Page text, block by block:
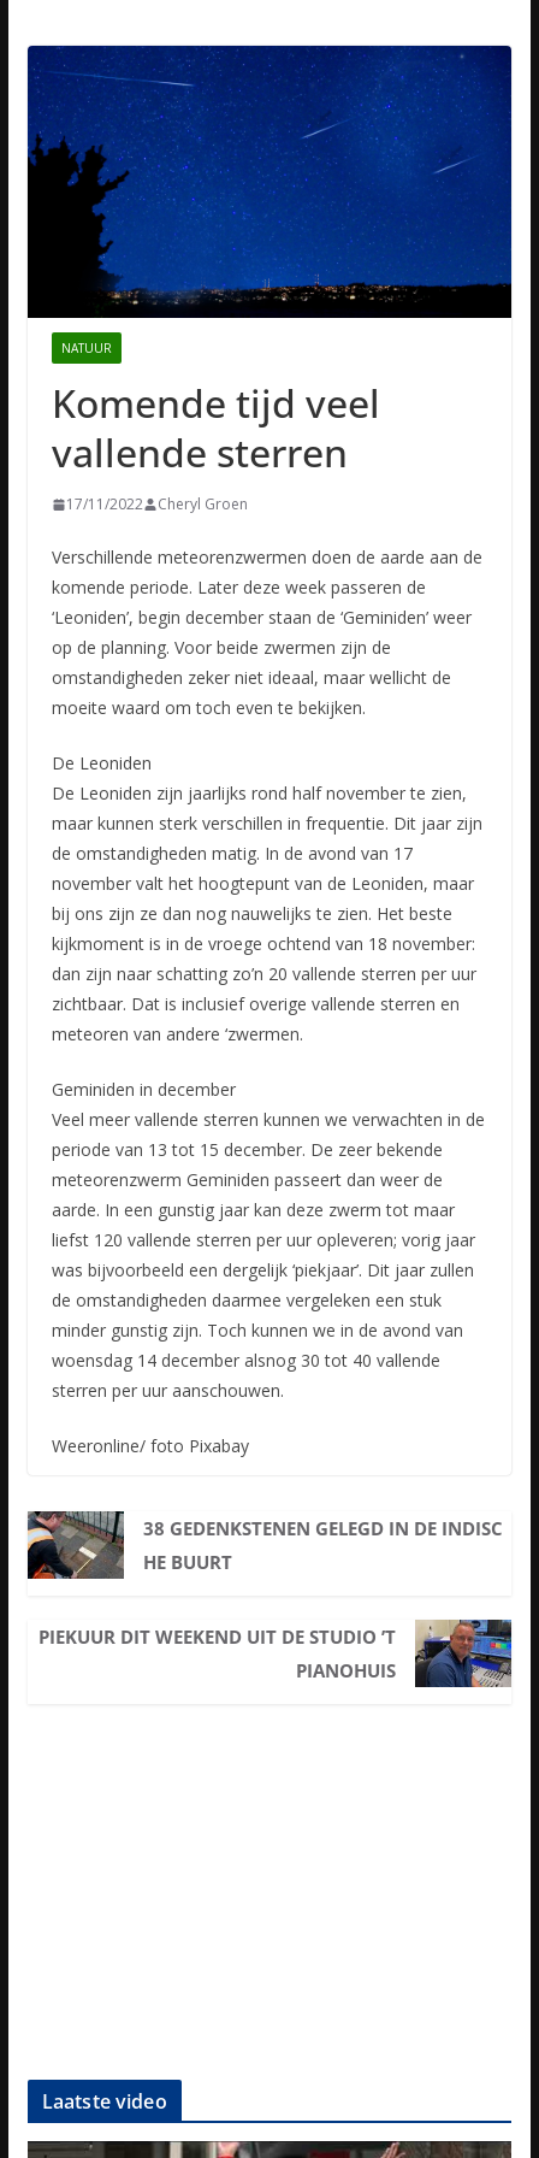
NATUUR
Komende tijd veel
vallende sterren
17/11/2022 Cheryl Groen
Verschillende meteorenzwermen doen de aarde aan de
komende periode. Later deze week passeren de
‘Leoniden’, begin december staan de ‘Geminiden’ weer
op de planning. Voor beide zwermen zijn de
omstandigheden zeker niet ideaal, maar wellicht de
moeite waard om toch even te bekijken.
De Leoniden
De Leoniden zijn jaarlijks rond half november te zien,
maar kunnen sterk verschillen in frequentie. Dit jaar zijn
de omstandigheden matig. In de avond van 17
november valt het hoogtepunt van de Leoniden, maar
bij ons zijn ze dan nog nauwelijks te zien. Het beste
kijkmoment is in de vroege ochtend van 18 november:
dan zijn naar schatting zo’n 20 vallende sterren per uur
zichtbaar. Dat is inclusief overige vallende sterren en
meteoren van andere ‘zwermen.
Geminiden in december
Veel meer vallende sterren kunnen we verwachten in de
periode van 13 tot 15 december. De zeer bekende
meteorenzwerm Geminiden passeert dan weer de
aarde. In een gunstig jaar kan deze zwerm tot maar
liefst 120 vallende sterren per uur opleveren; vorig jaar
was bijvoorbeeld een dergelijk ‘piekjaar’. Dit jaar zullen
de omstandigheden daarmee vergeleken een stuk
minder gunstig zijn. Toch kunnen we in de avond van
woensdag 14 december alsnog 30 tot 40 vallende
sterren per uur aanschouwen.
Weeronline/ foto Pixabay
38 GEDENKSTENEN GELEGD IN DE INDISC
HE BUURT
PIEKUUR DIT WEEKEND UIT DE STUDIO ’T
PIANOHUIS
Laatste video